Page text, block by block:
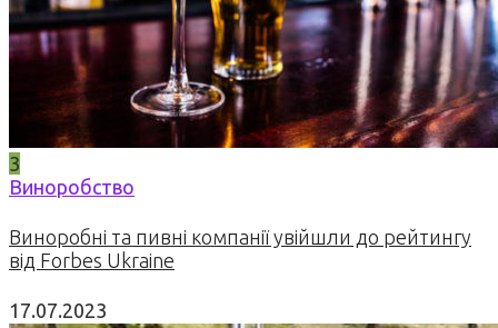
3
Виноробство
Виноробні та пивні компанії увійшли до рейтингу
від Forbes Ukraine
17.07.2023